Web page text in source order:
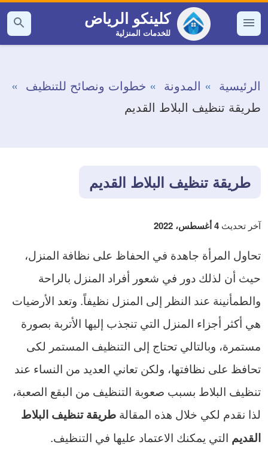
التجاوز
إلى القائمة
كلينكو الرياض
للخدمات المنزلية
بحث
عن
الرئيسية المدونة
خطوات ونصائح للتنظيف
طريقة تنظيف البلاط القديم
طريقة تنظيف البلاط القديم
آخر تحديث 4 أغسطس، 2022
تحاول المرأة جاهدة في الحفاظ على نظافة المنزل،
حيث أن لذلك دور في شعور أفراد المنزل بالراحة
والطمأنينة عند النظر إلى المنزل نظيفاً. وتعد الأرضيات
هي أكثر أجزاء المنزل التي تنجذب إليها الأتربة بصورة
مستمرة، وبالتالي تحتاج إلى التنظيف المستمر لكى
تحافظ على نظافتها، ولكن تعاني العديد من النساء عند
تنظيف البلاط بسبب صعوبة التنظيف من البقع الصعبة،
لذا نقدم لكي خلال هذه المقالة طريقة تنظيف البلاط
القديم التي يمكنك الاعتماد عليها في التنظيف.